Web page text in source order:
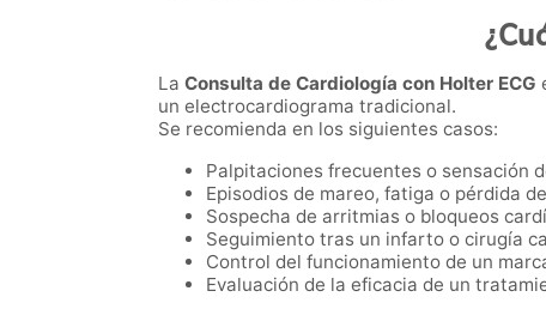
La Consulta de Cardiología con Holter ECG
un electrocardiograma tradicional.
Se recomienda en los siguientes casos:
Palpitaciones frecuentes o sensación
Episodios de mareo, fatiga o pérdida
Sospecha de arritmias o bloqueos
Seguimiento tras un infarto o cirugía
Control del funcionamiento de un
Evaluación de la eficacia de un